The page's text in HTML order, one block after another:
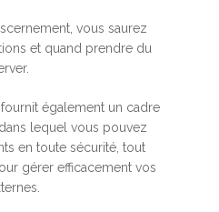
vous saurez
et quand prendre du
également un cadre
lequel vous pouvez
en toute sécurité, tout
gérer efficacement vos